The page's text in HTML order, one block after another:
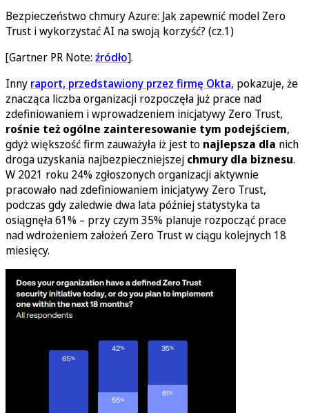
Bezpieczeństwo chmury Azure: Jak zapewnić model Zero
Trust i wykorzystać AI na swoją korzyść? (cz.1)
[Gartner PR Note: źródło].
Inny raport, przedstawiony przez firmę Okta, pokazuje, że
znacząca liczba organizacji rozpoczęła już prace nad
zdefiniowaniem i wprowadzeniem inicjatywy Zero Trust,
rośnie też ogólne zainteresowanie tym podejściem,
gdyż większość firm zauważyła iż jest to najlepsza dla nich
droga uzyskania najbezpieczniejszej chmury dla biznesu.
W 2021 roku 24% zgłoszonych organizacji aktywnie
pracowało nad zdefiniowaniem inicjatywy Zero Trust,
podczas gdy zaledwie dwa lata później statystyka ta
osiągnęła 61% – przy czym 35% planuje rozpocząć prace
nad wdrożeniem założeń Zero Trust w ciągu kolejnych 18
miesięcy.